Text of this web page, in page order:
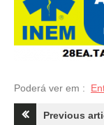
Poderá ver em :
Previous